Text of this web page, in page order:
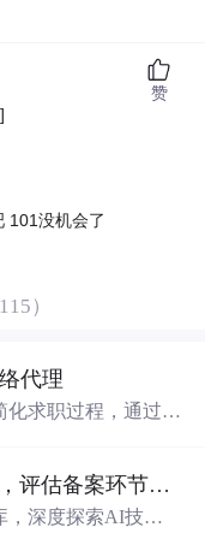
101没机会了
赞
）
代理
求职过程，通过自
科技成果转化项目进场交易前，评估备案环节需要准备哪些材料？.docx
，深度探索AI技术